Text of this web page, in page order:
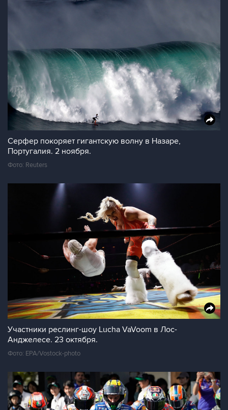
Серфер покоряет гигантскую волну в Назаре,
Португалия. 2 ноября.
Фото: Reuters
Участники реслинг-шоу Lucha VaVoom в Лос-
Анджелесе. 23 октября.
Фото: EPA/Vostock-photo